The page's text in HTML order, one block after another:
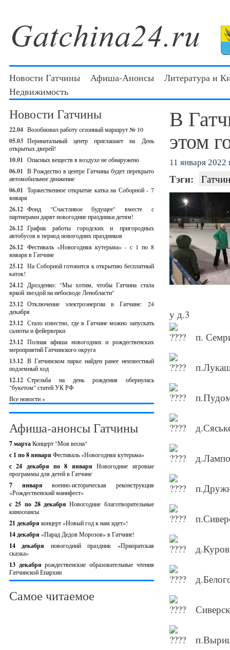
Новости Гатчины Афиша-Анонсы
Литература и
Недвижимость
Новости Гатчины
22.04 Возобновил работу сезонный маршрут № 10
05.03 Перинатальный центр приглашает на День
открытых дверей!
10.01 Опасных веществ в воздухе не обнаружено
06.01 В Рождество в центре Гатчины будет перекрыто
автомобильное движение
06.01 Торжественное открытие катка на Соборной - 7
января
26.12 Фонд "Счастливое будущее" вместе с
партнерами дарят новогодние праздники детям!
26.12 График работы городских и пригородных
автобусов в период новогодних праздников
26.12 Фестиваль «Новогодняя кутерьма» - с 1 по 8
января в Гатчине
25.12 На Соборной готовится к открытию бесплатный
каток!
24.12 Дрозденко: "Мы хотим, чтобы Гатчина стала
яркой звездой на небосводе Ленобласти"
23.12 Отключение электроэнергии в Гатчине: 24
декабря
23.12 Стало известно, где в Гатчине можно запускать
салюты и фейерверки
23.12 Полная афиша новогодних и рождественских
мероприятий Гатчинского округа
13.12 В Гатчинском парке найден ранее неизвестный
подземный ход
12.12 Стрельба на день рождения обернулась
"букетом" статей УК РФ
Все новости »
Афиша-анонсы Гатчины
7 мартаКонцерт "Моя весна"
с 1 по 8 января Фестиваль «Новогодняя кутерьма»
с 24 декабря по 8 январяНовогодние игровые
программы для детей в Гатчине
7 январявоенно-историческая реконструкция
«Рождественский манифест»
c 25 по 28 декабряНовогодние благотворительные
киносеансы
21 декабря концерт «Новый год к нам идет»!
14 декабря «Парад Дедов Морозов» в Гатчине!
14 декабря новогодний праздник «Приоратская
сказка»
13 декабрярождественские образовательные чтения
Гатчинской Епархии
Самое читаемое
В
этом
11 января 2022
Тэги:
у д.3
п.